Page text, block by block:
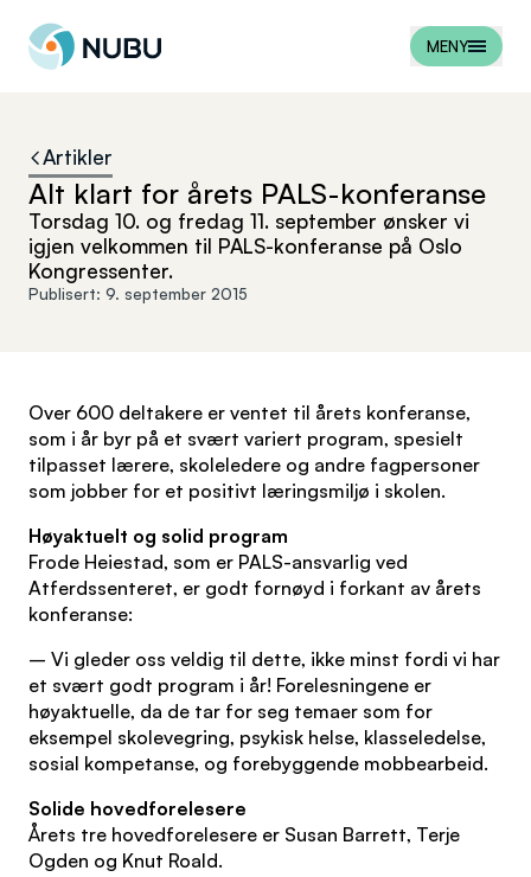
Til forsiden
MENY
Artikler
Alt klart for årets PALS-konferanse
Torsdag 10. og fredag 11. september ønsker vi
igjen velkommen til PALS-konferanse på Oslo
Kongressenter.
Publisert: 9. september 2015
Over 600 deltakere er ventet til årets konferanse,
som i år byr på et svært variert program, spesielt
tilpasset lærere, skoleledere og andre fagpersoner
som jobber for et positivt læringsmiljø i skolen.
Høyaktuelt og solid program
Frode Heiestad, som er PALS-ansvarlig ved
Atferdssenteret, er godt fornøyd i forkant av årets
konferanse:
– Vi gleder oss veldig til dette, ikke minst fordi vi har
et svært godt program i år! Forelesningene er
høyaktuelle, da de tar for seg temaer som for
eksempel skolevegring, psykisk helse, klasseledelse,
sosial kompetanse, og forebyggende mobbearbeid.
Solide hovedforelesere
Årets tre hovedforelesere er Susan Barrett, Terje
Ogden og Knut Roald.